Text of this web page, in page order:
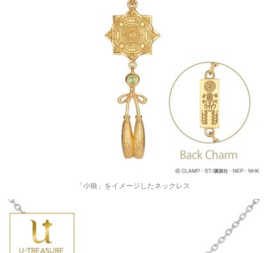
「小狼」をイメージしたネックレス